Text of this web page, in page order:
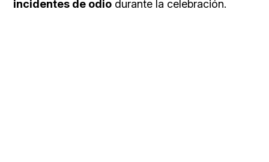
incidentes de odio durante la celebración.